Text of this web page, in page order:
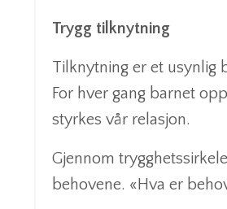
Trygg tilknytning
Tilknytning er et usynlig
For hver gang barnet
styrkes vår relasjon.
Gjennom
behovene. «Hva er